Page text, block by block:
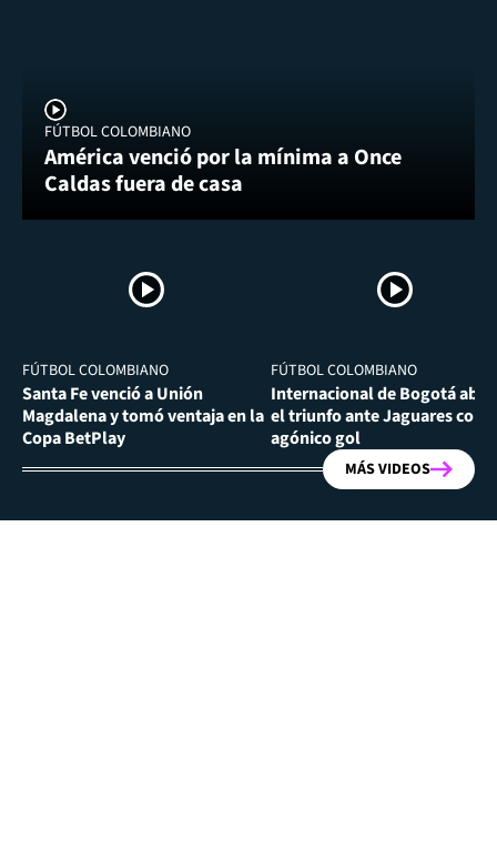
FÚTBOL COLOMBIANO
América venció por la mínima a Once
Caldas fuera de casa
FÚTBOL COLOMBIANO
Santa Fe venció a Unión
Magdalena y tomó ventaja en la
Copa BetPlay
FÚTBOL COLOMBIANO
Internacional de Bogotá
el triunfo ante Jaguares con
agónico gol
MÁS VIDEOS